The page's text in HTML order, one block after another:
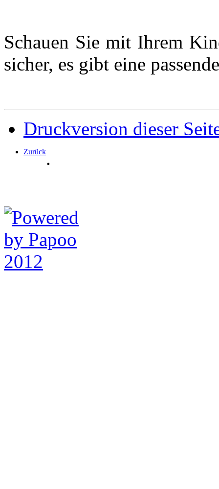
Schauen Sie mit Ihrem
sicher, es gibt eine
Druckversion dieser
Zurück.